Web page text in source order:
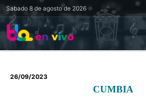
Sabado 8 de agosto de 2026
26/09/2023
CUMBIA